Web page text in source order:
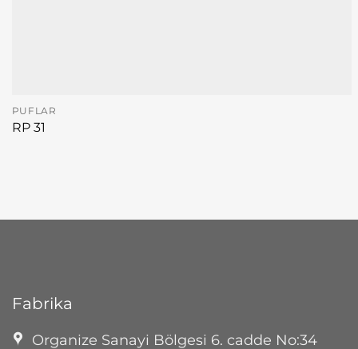
PUFLAR
RP 31
Fabrika
Organize Sanayi Bölgesi 6. cadde No:34